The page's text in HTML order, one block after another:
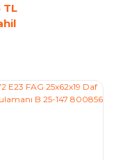
TL